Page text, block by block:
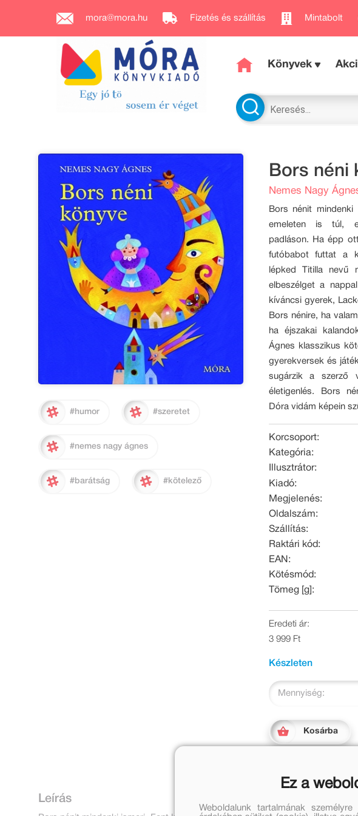
mora@mora.hu Fizetés és szállítás Mintabolt
Könyvek
#humor #szeretet
#nemes nagy ágnes
#barátság #kötelező
Bors néni
Nemes Nagy
Bors nénit
emeleten is túl,
padláson. Ha épp
futóbabot futtat a
lépked Titilla nevű
elbeszélget a
kíváncsi gyerek,
Bors nénire, ha
ha éjszakai
Ágnes klasszikus
gyerekversek és
sugárzik a szerző
életigenlés. Bors
Dóra vidám képein
Korcsoport:
Kategória:
Illusztrátor:
Kiadó:
Megjelenés:
Oldalszám:
Szállítás:
Raktári kód:
EAN:
Kötésmód:
Tömeg [g]:
Eredeti ár:
3 999 Ft
Készleten
Mennyiség:
Kosárba
Leírás
Ez a
Weboldalunk tartalmának